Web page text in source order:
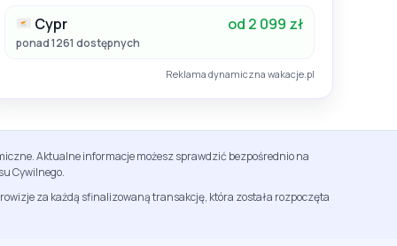
Cypr od 2 099 zł
ponad 1261 dostępnych
Reklama dynamiczna wakacje.pl
Aktualne informacje możesz sprawdzić bezpośrednio na
Cywilnego.
za każdą sfinalizowaną transakcję, która została rozpoczęta